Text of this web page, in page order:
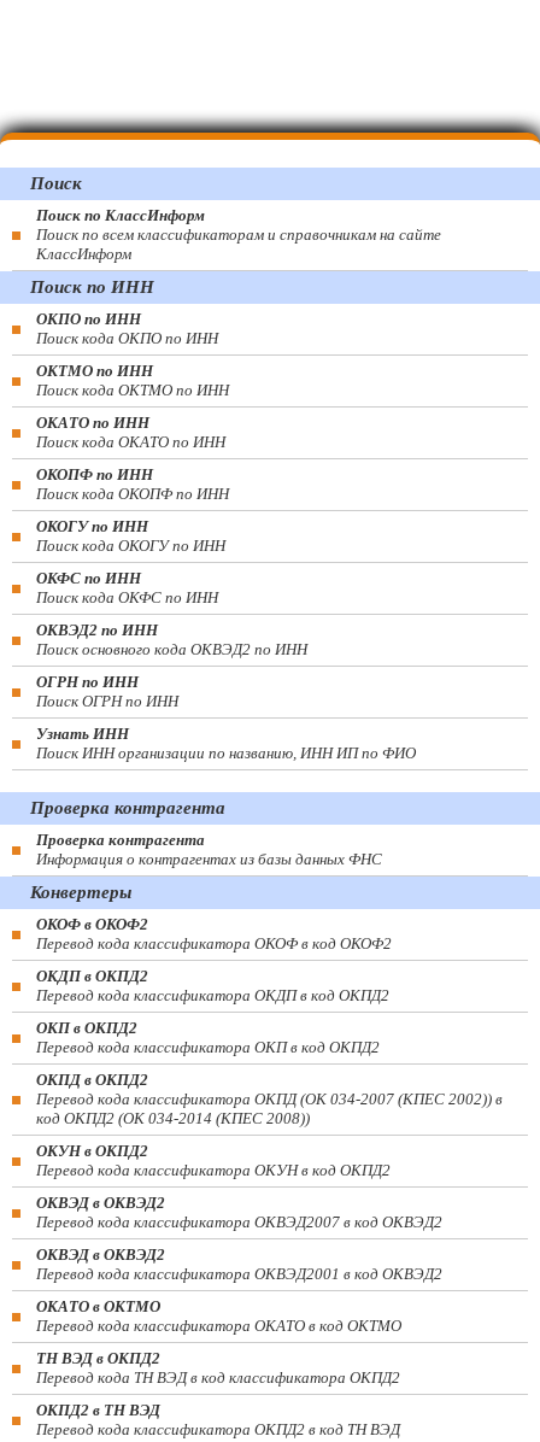
Поиск
Поиск по КлассИнформ
Поиск по всем классификаторам и справочникам на сайте
КлассИнформ
Поиск по ИНН
ОКПО по ИНН
Поиск кода ОКПО по ИНН
ОКТМО по ИНН
Поиск кода ОКТМО по ИНН
ОКАТО по ИНН
Поиск кода ОКАТО по ИНН
ОКОПФ по ИНН
Поиск кода ОКОПФ по ИНН
ОКОГУ по ИНН
Поиск кода ОКОГУ по ИНН
ОКФС по ИНН
Поиск кода ОКФС по ИНН
ОКВЭД2 по ИНН
Поиск основного кода ОКВЭД2 по ИНН
ОГРН по ИНН
Поиск ОГРН по ИНН
Узнать ИНН
Поиск ИНН организации по названию, ИНН ИП по ФИО
Проверка контрагента
Проверка контрагента
Информация о контрагентах из базы данных ФНС
Конвертеры
ОКОФ в ОКОФ2
Перевод кода классификатора ОКОФ в код ОКОФ2
ОКДП в ОКПД2
Перевод кода классификатора ОКДП в код ОКПД2
ОКП в ОКПД2
Перевод кода классификатора ОКП в код ОКПД2
ОКПД в ОКПД2
Перевод кода классификатора ОКПД (ОК 034-2007 (КПЕС 2002)) в
код ОКПД2 (ОК 034-2014 (КПЕС 2008))
ОКУН в ОКПД2
Перевод кода классификатора ОКУН в код ОКПД2
ОКВЭД в ОКВЭД2
Перевод кода классификатора ОКВЭД2007 в код ОКВЭД2
ОКВЭД в ОКВЭД2
Перевод кода классификатора ОКВЭД2001 в код ОКВЭД2
ОКАТО в ОКТМО
Перевод кода классификатора ОКАТО в код ОКТМО
ТН ВЭД в ОКПД2
Перевод кода ТН ВЭД в код классификатора ОКПД2
ОКПД2 в ТН ВЭД
Перевод кода классификатора ОКПД2 в код ТН ВЭД